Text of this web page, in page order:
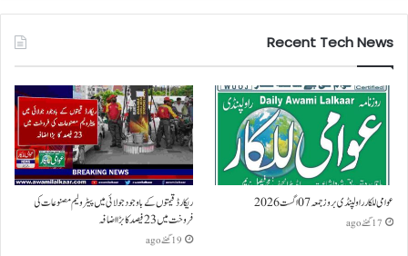
Recent Tech News
عوامی للکار راولپنڈی بروز جمعہ 07 اگست 2026
17 گھنٹے ago
ریکارڈ قیمتوں کے باوجود جولائی میں پیٹرولیم مصنوعات کی
فروخت میں 23 فیصد کا بڑا اضافہ
19 گھنٹے ago